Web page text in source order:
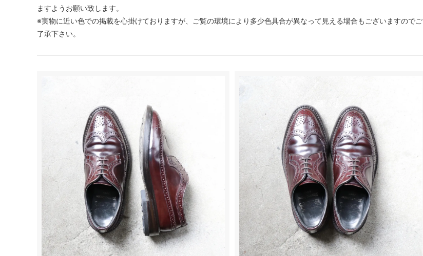
ますようお願い致します。
※実物に近い色での掲載を心掛けておりますが、ご覧の環境により多少色具合が異なって見える場合もございますのでご
了承下さい。